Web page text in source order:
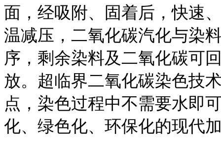
面，经吸附、固着后，快速
温减压，二氧化碳汽化与染
序，剩余染料及二氧化碳可
放。超临界二氧化碳染色技
点，染色过程中不需要水即
化、绿色化、环保化的现代